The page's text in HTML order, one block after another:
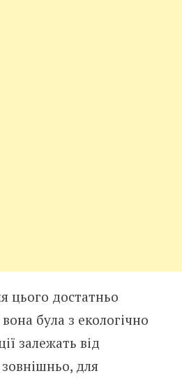
цього достатньо
була з екологічно
залежать від
для